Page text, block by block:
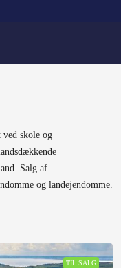
ved skole og
Salg af
og landejendomme.
TIL SALG